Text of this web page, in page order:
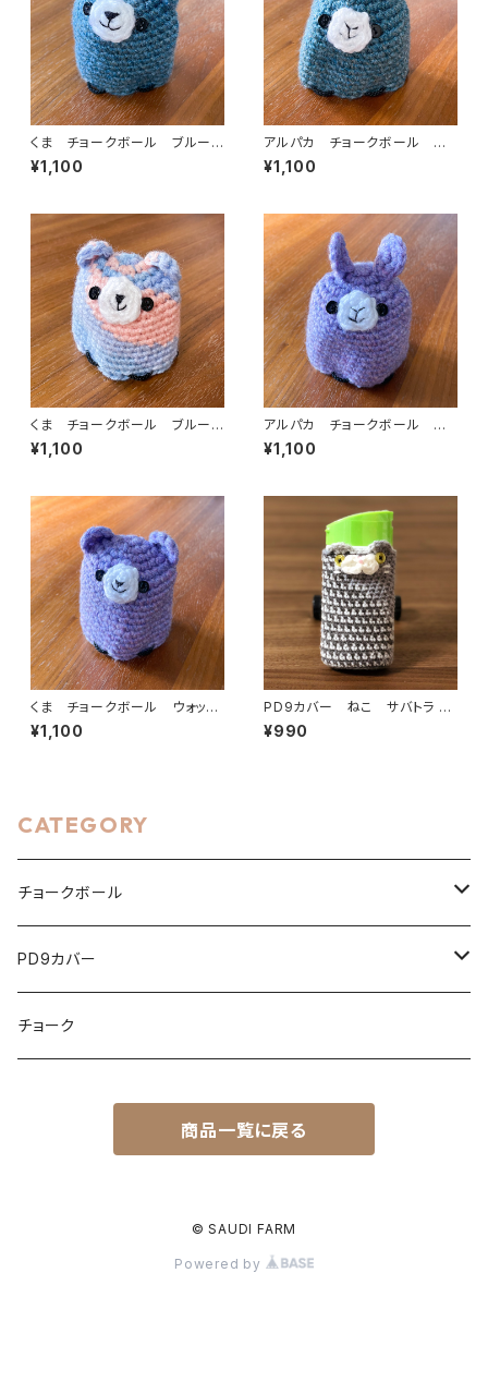
くま チョークボール ブルーグ
リーン cb-004
¥1,100
アルパカ チョークボール ブ
ルーグリーン cb-003
¥1,100
くま チョークボール ブルー×
サーモン cb-001
¥1,100
アルパカ チョークボール ウォ
ッシュパープル cb-007
¥1,100
くま チョークボール ウォッシ
ュパープル cb-008
¥1,100
PD9カバー ねこ サバトラ P
C-013
¥990
CATEGORY
チョークボール
綿なし
アルパカ
綿詰め（チョークアップパペット）
PD9カバー
くま
チョーク
商品一覧に戻る
© SAUDI FARM
Powered by